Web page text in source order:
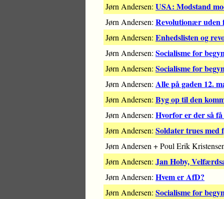
Jørn Andersen: USA: Modstand
Jørn Andersen: Revolutionær uden
Jørn Andersen: Enhedslisten og
Jørn Andersen: Socialisme for
Jørn Andersen: Socialisme for
Jørn Andersen: Alle på gaden 12.
Jørn Andersen: Byg op til den
Jørn Andersen: Hvorfor er der så
Jørn Andersen: Soldater trues med
Jørn Andersen + Poul Erik
Jørn Andersen: Jan Hoby,
Jørn Andersen: Hvem er AfD?
Jørn Andersen: Socialisme for